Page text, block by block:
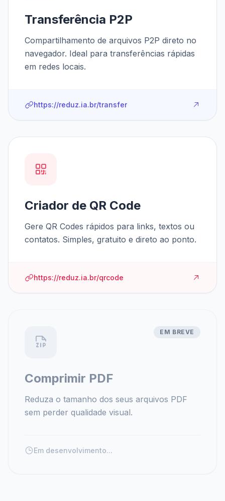
Transferência P2P
Compartilhamento de arquivos P2P direto no
navegador. Ideal para transferências rápidas
em redes locais.
https://reduz.ia.br/transfer
Criador de QR Code
Gere QR Codes rápidos para links, textos ou
contatos. Simples, gratuito e direto ao ponto.
https://reduz.ia.br/qrcode
EM BREVE
Comprimir PDF
Reduza o tamanho dos seus arquivos PDF
sem perder qualidade visual.
Em desenvolvimento...